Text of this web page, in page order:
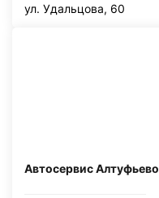
ул. Удальцова, 60
Автосервис Алтуфьево